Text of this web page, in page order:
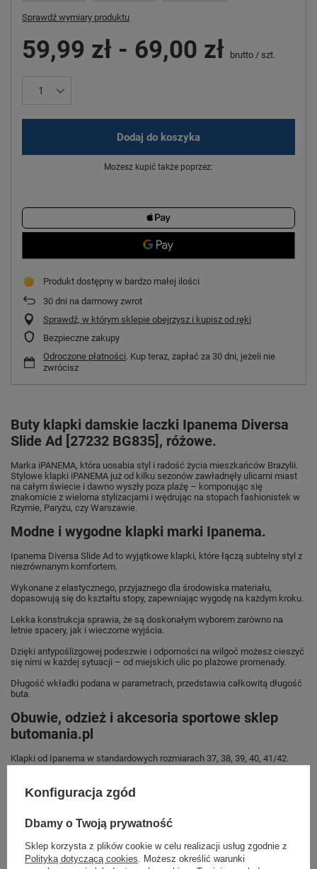
Sprawdź wymiary produktu
59,99 zł - 69,00 zł brutto / szt.
Dodaj do koszyka
Możesz kupić także poprzez:
Produkt dostępny w bardzo małej ilości
30 dni na darmowy zwrot
Sprawdź, w którym sklepie obejrzysz i kupisz od ręki
Bezpieczne zakupy
Odroczone płatności. Kup teraz, zapłać za 30 dni, jeżeli nie
zwrócisz
Buty klapki damskie laczki Ipanema Diversa
Slide Ad [27232 BG835], różowe.
Marka iPANEMA, która uosabia styl i radość życia mieszkańców Brazylii.
Stylowe klapki iPANEMA już od kilku sezonów zawładnęły ulicami miast
na całym świecie i dawno wyszły poza plażę – komponując się
znakomicie z wieloma stylizacjami i wędrując na stopach fashionistek w
Rzymie, Paryżu, czy Warszawie.
Modne i wygodne klapki marki Ipanema.
Ipanema Diversa Slide Ad to wyjątkowe klapki, które łączą subtelny styl z
niezrównanym komfortem.
Wykonane z elastycznego, przyjaznego dla środowiska materiału,
dopasowują się do kształtu stopy, zapewniając wygodę na każdym kroku.
Lekka konstrukcja sprawia, że są doskonałym wyborem zarówno na
letnie spacery, jak i wieczorne wyjścia.
Dzięki antypoślizgowej podeszwie i odporności na wilgoć możesz cieszyć
się nimi w każdej sytuacji – od miejskich ulic po plażowe promenady.
Długość wkładki podana w parametrach, przedstawia całkowitą długość
buta.
Obuwie, odzież i akcesoria sportowe sklep
butomania.pl
Klapki od Ipanema w standardowych rozmiarach 37, 38, 39, 40, 41/42.
Sklep Butomania.pl to największy wybór obuwia sportowego dla całej
Kupując w naszym sklepie internetowym masz gwarancję, że towar jest
oryginalny i pochodzi z oficjalnej sieci dystrybucyjnej.
W ciągu 30 dni możesz dokonać zwrotu bądź wymiany towaru bez
Konfiguracja zgód
Dbamy o Twoją prywatność
Sklep korzysta z plików cookie w celu realizacji usług zgodnie z
Polityką dotyczącą cookies . Możesz określić warunki